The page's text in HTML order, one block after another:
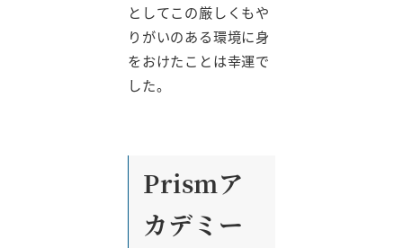
としてこの厳しくもや
りがいのある環境に身
をおけたことは幸運で
した。
Prismア
カデミー